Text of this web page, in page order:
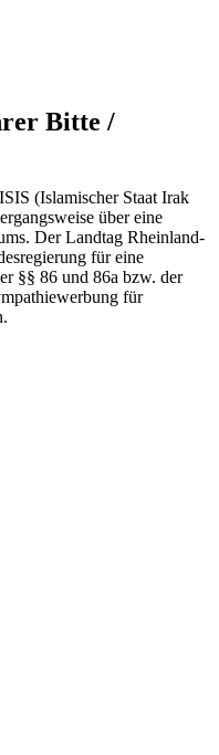
Bitte /
(Islamischer Staat Irak
über eine
Der Landtag Rheinland-
für eine
§§ 86 und 86a bzw. der
für